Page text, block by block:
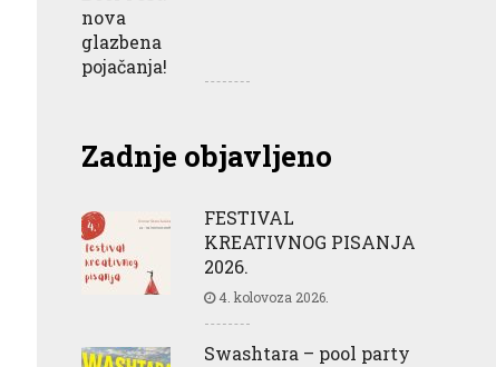
Zadnje objavljeno
FESTIVAL
KREATIVNOG PISANJA
2026.
4. kolovoza 2026.
Swashtara – pool party